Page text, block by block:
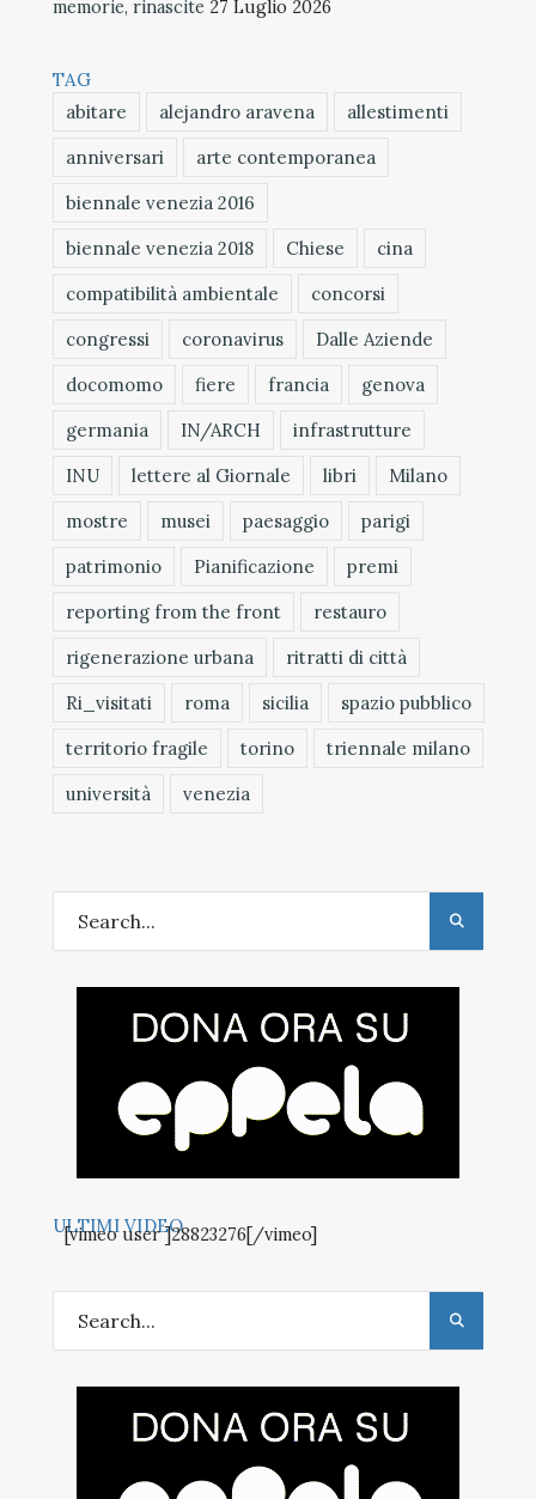
memorie, rinascite 27 Luglio 2026
TAG
abitare
alejandro aravena
allestimenti
anniversari
arte contemporanea
biennale venezia 2016
biennale venezia 2018
Chiese
cina
compatibilità ambientale
concorsi
congressi
coronavirus
Dalle Aziende
docomomo
fiere francia
genova
germania
IN/ARCH
infrastrutture
INU
lettere al Giornale libri
Milano
mostre
musei paesaggio
parigi
patrimonio
Pianificazione
premi
reporting from the front
restauro
rigenerazione urbana
ritratti di città
Ri_visitati
roma sicilia
spazio pubblico
territorio fragile
torino
triennale milano
università
venezia
ULTIMI VIDEO
[vimeo user ]28823276[/vimeo]